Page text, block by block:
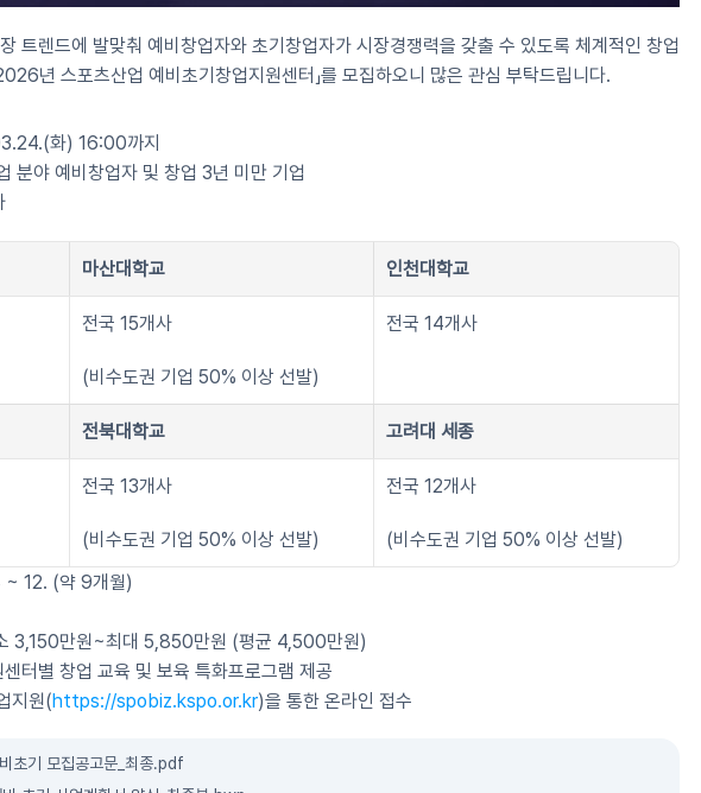
트렌드에 발맞춰 예비창업자와 초기창업자가 시장경쟁력을 갖출 수 있도록 체계적인 창업
년 스포츠산업 예비초기창업지원센터」를 모집하오니 많은 관심 부탁드립니다.
화) 16:00까지
분야 예비창업자 및 창업 3년 미만 기업
마산대학교 인천대학교
전국 15개사
(비수도권 기업 50% 이상 선발)
전국 14개사
전북대학교 고려대 세종
전국 13개사
(비수도권 기업 50% 이상 선발)
전국 12개사
(비수도권 기업 50% 이상 선발)
12. (약 9개월)
3,150만원~최대 5,850만원 (평균 4,500만원)
터별 창업 교육 및 보육 특화프로그램 제공
지원(https://spobiz.kspo.or.kr)을 통한 온라인 접수
초기 모집공고문_최종.pdf